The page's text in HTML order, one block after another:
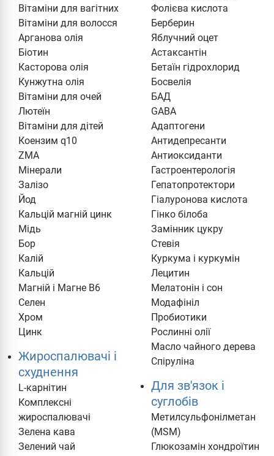
Вітаміни для вагітних
Вітаміни для волосся
Арганова олія
Біотин
Касторова олія
Кунжутна олія
Вітаміни для очей
Лютеїн
Вітаміни для дітей
Коензим q10
ZMA
Мінерали
Залізо
Йод
Кальцій магній цинк
Мідь
Бор
Калій
Кальцій
Магній і Магне В6
Селен
Хром
Цинк
Жироспалювачі і
схуднення
L-карнітин
Комплексні
жироспалювачі
Зелена кава
Зелений чай
Фолієва кислота
Берберин
Яблучний оцет
Астаксантін
Бетаїн гідрохлорид
Босвелія
БАД
GABA
Адаптогени
Антидепресанти
Антиоксиданти
Гастроентерологія
Гепатопротектори
Гіалуронова кислота
Гінко білоба
Замінник цукру
Стевія
Куркума і куркумін
Лецитин
Мелатонін і сон
Модафініл
Пробиотики
Рослинні олії
Масло чайного дерева
Спіруліна
Для зв'язок і
суглобів
Метилсульфонілметан
(MSM)
Глюкозамін хондроїтин